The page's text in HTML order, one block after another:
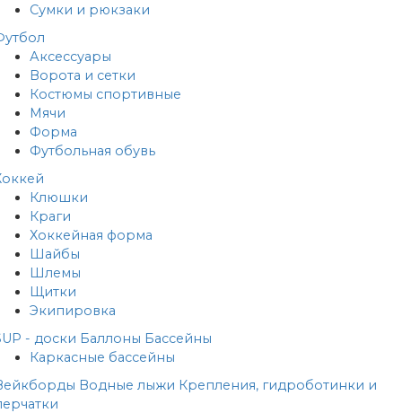
Сумки и рюкзаки
Аксессуары
Ворота и сетки
Костюмы спортивные
Мячи
Форма
Футбольная обувь
Клюшки
Краги
Хоккейная форма
Шайбы
Шлемы
Щитки
Экипировка
- доски Баллоны Бассейны
Каркасные бассейны
Водные лыжи Крепления, гидроботинки и